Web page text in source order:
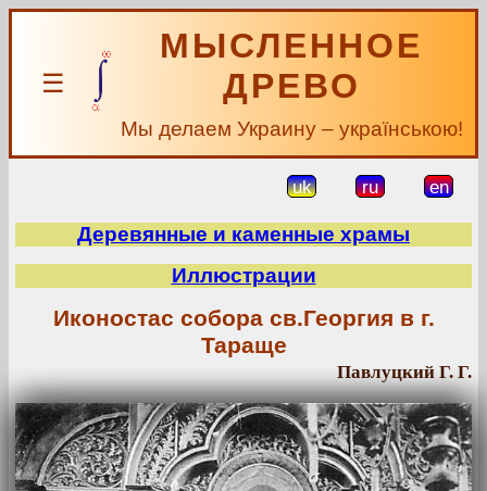
☰
МЫСЛЕННОЕ
ДРЕВО
Мы делаем Украину – українською!
uk ru en
Деревянные и каменные храмы
Иллюстрации
Иконостас собора св.Георгия в г.
Тараще
Павлуцкий Г. Г.